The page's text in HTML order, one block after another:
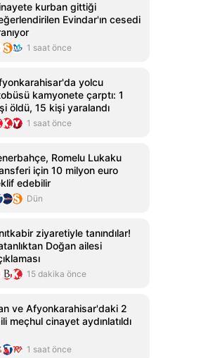
kurban gittiği
Evindar'ın cesedi
1 saat önce
yolcu
kamyonete çarptı: 1
öldü, 15 kişi yaralandı
1 saat önce
Romelu Lukaku
için 10 milyon euro
edebilir
Dün
ziyaretiyle tanındılar!
Doğan ailesi
15 dakika önce
ve Afyonkarahisar'daki 2
meçhul cinayet aydınlatıldı
1 saat önce